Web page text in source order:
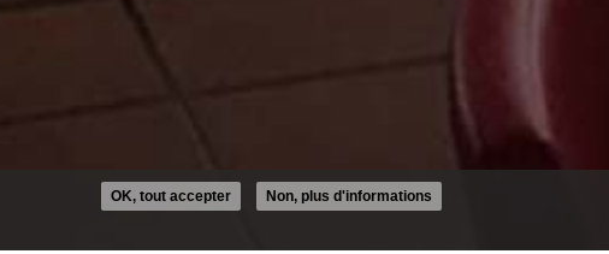
OK, tout accepter Non, plus d'informations